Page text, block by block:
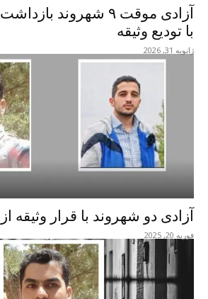
آزادی موقت ٩ شهروند
با تودیع وثیقه
ژانویه 31, 2026
آزادی دو شهروند با قرار وثیقە
فوریه 20, 2025